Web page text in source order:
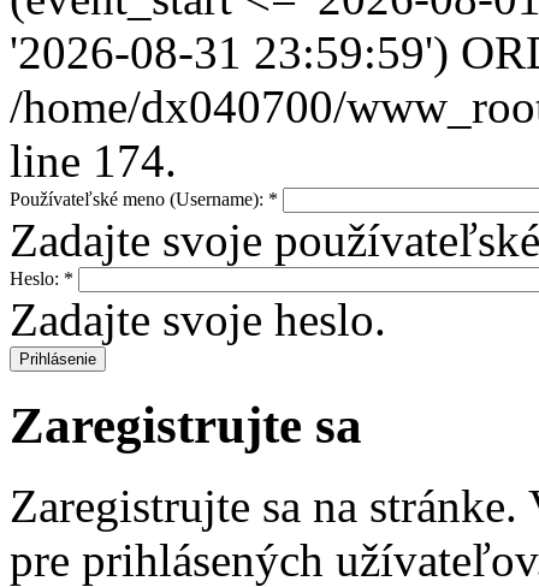
'2026-08-31 23:59:59')
/home/dx040700/
line 174.
Používateľské meno (Username): *
Zadajte svoje
Heslo: *
Zadajte svoje heslo.
Zaregistrujte sa
Zaregistrujte sa na
pre prihlásených